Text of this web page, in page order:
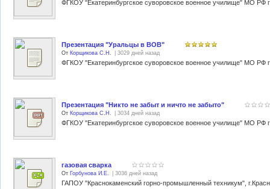
Презентация "Уральцы в ВОВ"
От Корщикова С.Н. | 3029 дней назад
Презентация "Никто не забыт и ничто не забыто"
От Корщикова С.Н. | 3034 дней назад
газовая сварка
От Горбунова И.Е. | 3036 дней назад